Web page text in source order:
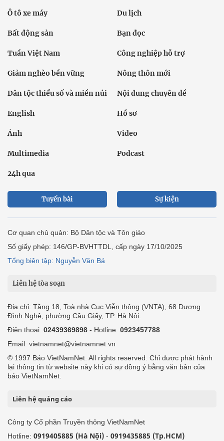
Ô tô xe máy Du lịch
Bất động sản Bạn đọc
Tuần Việt Nam Công nghiệp hỗ trợ
Giảm nghèo bền vững Nông thôn mới
Dân tộc thiểu số và miền núi Nội dung chuyên đề
English Hồ sơ
Ảnh Video
Multimedia Podcast
24h qua
Tuyến bài Sự kiện
Cơ quan chủ quản: Bộ Dân tộc và Tôn giáo
Số giấy phép: 146/GP-BVHTTDL, cấp ngày 17/10/2025
Tổng biên tập: Nguyễn Văn Bá
Liên hệ tòa soạn
Địa chỉ: Tầng 18, Toà nhà Cục Viễn thông (VNTA), 68 Dương
Đình Nghệ, phường Cầu Giấy, TP. Hà Nội.
Điện thoại: 02439369898 - Hotline: 0923457788
Email: vietnamnet@vietnamnet.vn
© 1997 Báo VietNamNet. All rights reserved. Chỉ được phát hành
lại thông tin từ website này khi có sự đồng ý bằng văn bản của
báo VietNamNet.
Liên hệ quảng cáo
Công ty Cổ phần Truyền thông VietNamNet
Hotline: 0919405885 (Hà Nội) - 0919435885 (Tp.HCM)